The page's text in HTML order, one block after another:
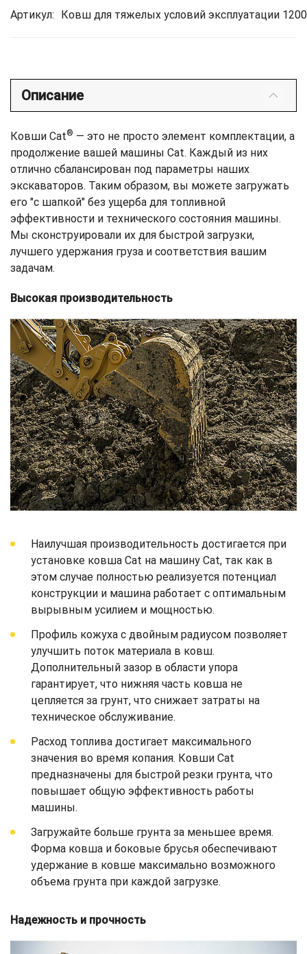
Артикул: Ковш для тяжелых условий эксплуатации
Описание
Ковши Cat® — это не просто элемент комплектации, а
продолжение вашей машины Cat. Каждый из них
отлично сбалансирован под параметры наших
экскаваторов. Таким образом, вы можете загружать
его "с шапкой" без ущерба для топливной
эффективности и технического состояния машины.
Мы сконструировали их для быстрой загрузки,
лучшего удержания груза и соответствия вашим
задачам.
Высокая производительность
Наилучшая производительность достигается при
установке ковша Cat на машину Cat, так как в
этом случае полностью реализуется потенциал
конструкции и машина работает с оптимальным
вырывным усилием и мощностью.
Профиль кожуха с двойным радиусом позволяет
улучшить поток материала в ковш.
Дополнительный зазор в области упора
гарантирует, что нижняя часть ковша не
цепляется за грунт, что снижает затраты на
техническое обслуживание.
Расход топлива достигает максимального
значения во время копания. Ковши Cat
предназначены для быстрой резки грунта, что
повышает общую эффективность работы
машины.
Загружайте больше грунта за меньшее время.
Форма ковша и боковые брусья обеспечивают
удержание в ковше максимально возможного
объема грунта при каждой загрузке.
Надежность и прочность